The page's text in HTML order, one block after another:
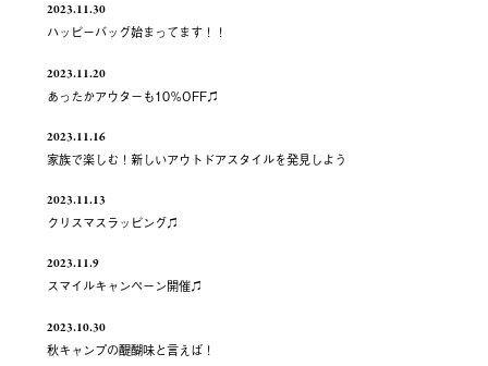
2023.11.30
ハッピーバッグ始まってます！！
2023.11.20
あったかアウターも10％OFF♫
2023.11.16
家族で楽しむ！新しいアウトドアスタイルを発見しよう
2023.11.13
クリスマスラッピング♫
2023.11.9
スマイルキャンペーン開催♫
2023.10.30
秋キャンプの醍醐味と言えば！